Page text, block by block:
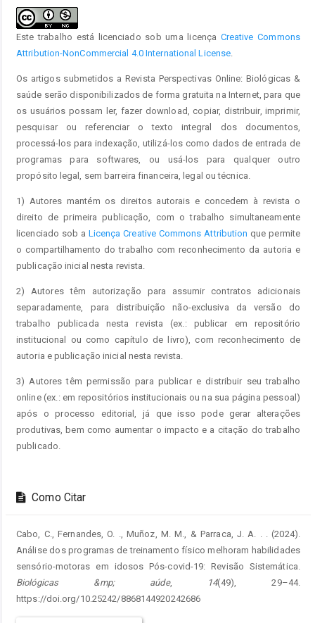
Este trabalho está licenciado sob uma licença Creative Commons
Attribution-NonCommercial 4.0 International License.
Os artigos submetidos a Revista Perspectivas Online: Biológicas &
saúde serão disponibilizados de forma gratuita na Internet, para que
os usuários possam ler, fazer download, copiar, distribuir, imprimir,
pesquisar ou referenciar o texto integral dos documentos,
processá-los para indexação, utilizá-los como dados de entrada de
programas para softwares, ou usá-los para qualquer outro
propósito legal, sem barreira financeira, legal ou técnica.
1) Autores mantém os direitos autorais e concedem à revista o
direito de primeira publicação, com o trabalho simultaneamente
licenciado sob a Licença Creative Commons Attribution que permite
o compartilhamento do trabalho com reconhecimento da autoria e
publicação inicial nesta revista.
2) Autores têm autorização para assumir contratos adicionais
separadamente, para distribuição não-exclusiva da versão do
trabalho publicada nesta revista (ex.: publicar em repositório
institucional ou como capítulo de livro), com reconhecimento de
autoria e publicação inicial nesta revista.
3) Autores têm permissão para publicar e distribuir seu trabalho
online (ex.: em repositórios institucionais ou na sua página pessoal)
após o processo editorial, já que isso pode gerar alterações
produtivas, bem como aumentar o impacto e a citação do trabalho
publicado.
Como Citar
Cabo, C., Fernandes, O. ., Muñoz, M. M., & Parraca, J. A. . . (2024).
Análise dos programas de treinamento físico melhoram habilidades
sensório-motoras em idosos Pós-covid-19: Revisão Sistemática.
Biológicas &mp; aúde, 14(49), 29–44.
https://doi.org/10.25242/8868144920242686